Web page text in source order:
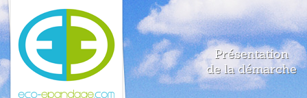
Présentation
de la démarche